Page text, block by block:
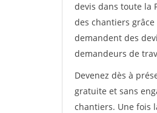
devis dans toute la
des chantiers grâce
demandent des
demandeurs de
Devenez dès à
gratuite et sans
chantiers. Une fois